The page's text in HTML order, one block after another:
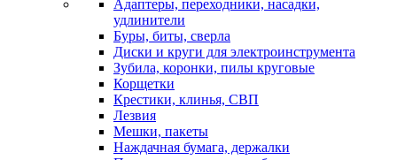
Адаптеры, переходники, насадки,
удлинители
Буры, биты, сверла
Диски и круги для электроинструмента
Зубила, коронки, пилы круговые
Корщетки
Крестики, клинья, СВП
Лезвия
Мешки, пакеты
Наждачная бумага, держалки